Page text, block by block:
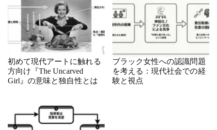
初めて現代アートに触れる
方向け『The Uncarved
Girl』の意味と独自性とは
ブラック女性への認識問題
を考える：現代社会での経
験と視点